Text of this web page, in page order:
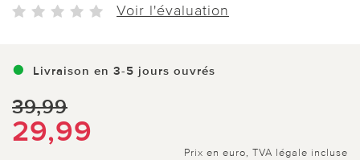
Voir l'évaluation
Livraison en 3-5 jours ouvrés
39,99
29,99
Prix en euro, TVA légale incluse